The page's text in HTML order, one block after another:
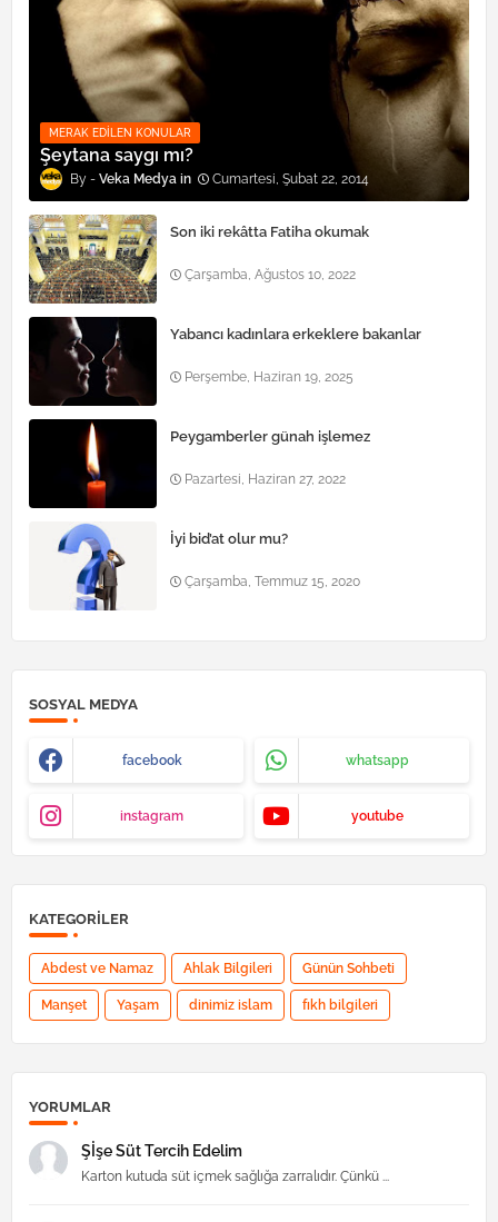
MERAK EDILEN KONULAR
Şeytana saygı mı?
Veka Medya Cumartesi, Şubat 22, 2014
Son iki rekâtta Fatiha okumak
Çarşamba, Ağustos 10, 2022
Yabancı kadınlara erkeklere bakanlar
Perşembe, Haziran 19, 2025
Peygamberler günah işlemez
Pazartesi, Haziran 27, 2022
İyi bid’at olur mu?
Çarşamba, Temmuz 15, 2020
SOSYAL MEDYA
facebook whatsapp
instagram youtube
KATEGORILER
Abdest ve Namaz Ahlak Bilgileri Günün Sohbeti
Manşet Yaşam dinimiz islam fıkh bilgileri
YORUMLAR
Şİşe Süt Tercih Edelim
Karton kutuda süt içmek sağlığa zarralıdır. Çünkü ...